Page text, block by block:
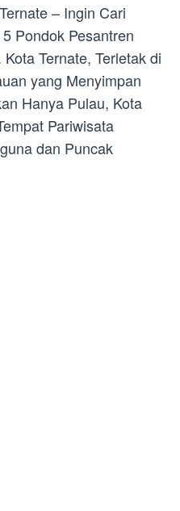
– Ingin Cari
Pondok Pesantren
Ternate, Terletak di
yang Menyimpan
Hanya Pulau, Kota
Pariwisata
dan Puncak